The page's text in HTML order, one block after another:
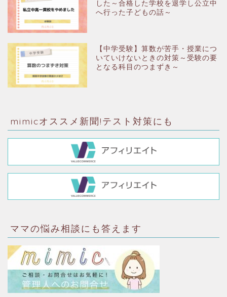
した～合格した学校を退学し公立中
へ行った子どもの話～
【中学受験】算数が苦手・授業につ
いていけないときの対策～受験の要
となる科目のつまずき～
mimicオススメ新聞!テスト対策にも
ママの悩み相談にも答えます